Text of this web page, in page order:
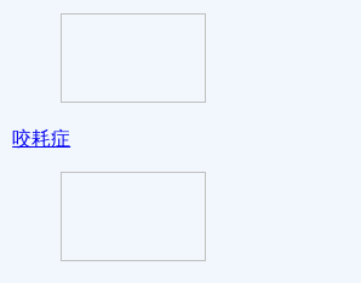
咬耗症